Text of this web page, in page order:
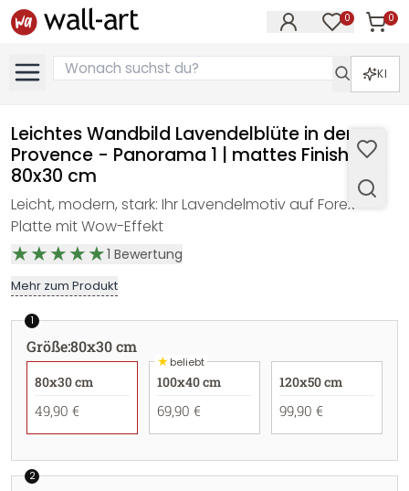
0 0
KI
Leichtes Wandbild Lavendelblüte in der
Provence - Panorama 1 | mattes Finish -
80x30 cm
Leicht, modern, stark: Ihr Lavendelmotiv auf Forex-
Platte mit Wow-Effekt
1 Bewertung
Mehr zum Produkt
1
Größe:80x30 cm
80x30 cm
49,90 €
★beliebt
100x40 cm
69,90 €
120x50 cm
99,90 €
2